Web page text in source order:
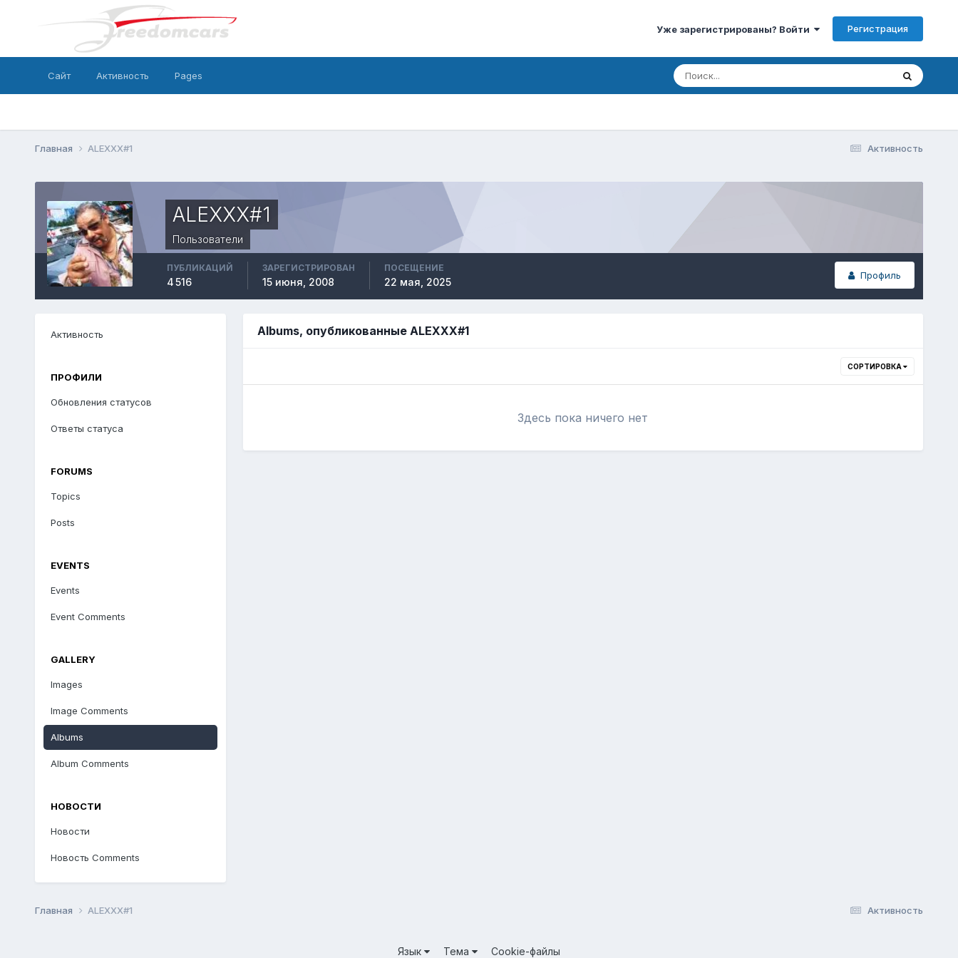
Уже зарегистрированы? Войти Регистрация
Сайт Активность Pages
Активность
Главная ALEXXX#1
ALEXXX#1
Пользователи
Профиль
ПУБЛИКАЦИЙ
4 516
ЗАРЕГИСТРИРОВАН
15 июня, 2008
ПОСЕЩЕНИЕ
22 мая, 2025
Активность
ПРОФИЛИ
Обновления статусов
Ответы статуса
FORUMS
Topics
Posts
EVENTS
Events
Event Comments
GALLERY
Images
Image Comments
Albums
Album Comments
НОВОСТИ
Новости
Новость Comments
Albums, опубликованные ALEXXX#1
СОРТИРОВКА
Здесь пока ничего нет
Активность
Главная ALEXXX#1
Язык Тема Cookie-файлы